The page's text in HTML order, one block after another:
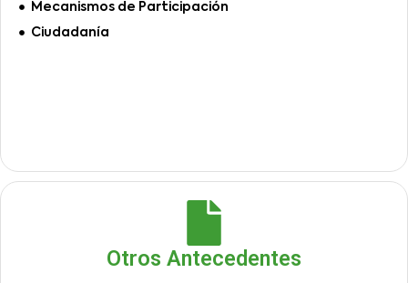
Mecanismos de Participación
Ciudadanía
Otros Antecedentes